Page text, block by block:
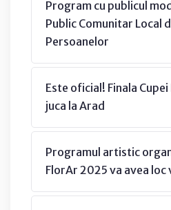
Program cu publicul
Public Comunitar Local
Persoanelor
Este oficial! Finala Cupei
juca la Arad
Programul artistic
FlorAr 2025 va avea loc